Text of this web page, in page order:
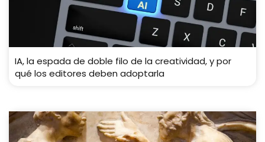
IA, la espada de doble filo de la creatividad, y por
qué los editores deben adoptarla